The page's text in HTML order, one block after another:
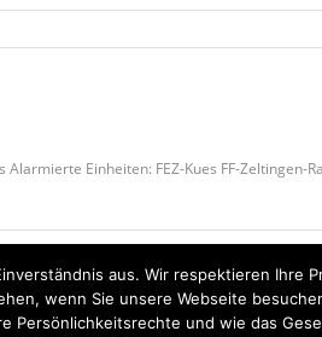
Einheiten: FEZ-Kues FF-Zeltingen-
werden Über uns Bilder Kontakt
aus. Wir respektieren Ihre
wenn Sie unsere Webseite
Persönlichkeitsrechte und wie das